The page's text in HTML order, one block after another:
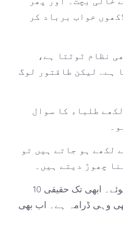
خواب برباد کر
نظام ٹوٹتا ہے،
ہے… لیکن طاقتور لوگ
طلباء کا سوال
لکھے ہو جاتے ہیں تو
چھوڑ دیتے ہیں۔
10 سالوں میں 89 پیپر لیک ہوئے۔ ابھی تک حقیقی
وہی ڈرامہ ہے۔ اب بھی